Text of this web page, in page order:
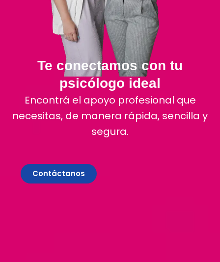
Te conectamos con tu
psicólogo ideal
Encontrá el apoyo profesional que
necesitas, de manera rápida, sencilla y
segura.
Contáctanos